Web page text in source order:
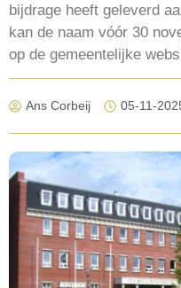
bijdrage heeft geleverd
kan de naam vóór 30
op de gemeentelijke
Ans Corbeij 05-11-